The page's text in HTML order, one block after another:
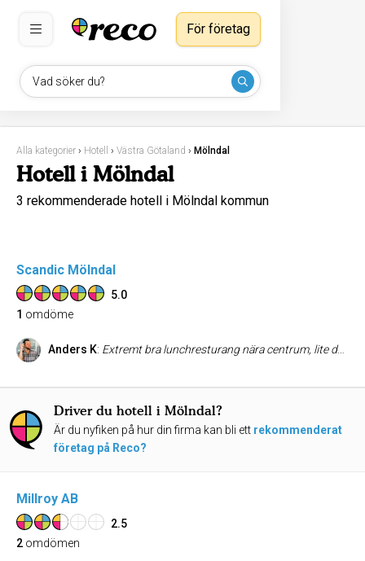
Vad söker du?
För företag
Alla kategorier › Hotell › Västra Götaland › Mölndal
Hotell i Mölndal
3 rekommenderade hotell i Mölndal kommun
Scandic Mölndal
5.0
1 omdöme
Anders K: Extremt bra lunchresturang nära centrum, lite dyrare än vanligt men väl värt pengarna, Proffessionell personal som om det vore en krog av lite lyxigare slag som man besökte, Riktigt bra mat, 2-3 olika rätter att välja mellan, alltid en god efterrätt och kaka efter maten.
Driver du hotell i Mölndal?
Är du nyfiken på hur din firma kan bli ett rekommenderat
företag på Reco?
Millroy AB
2.5
2 omdömen